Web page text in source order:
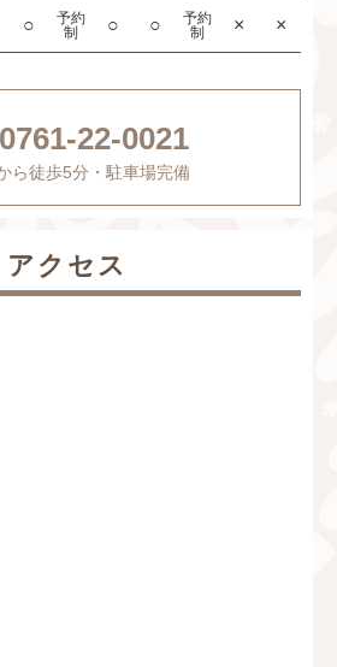
○
予約
制
○ ○
予約
制
× ×
22-0021
ら徒歩5分・駐車場完備
アクセス